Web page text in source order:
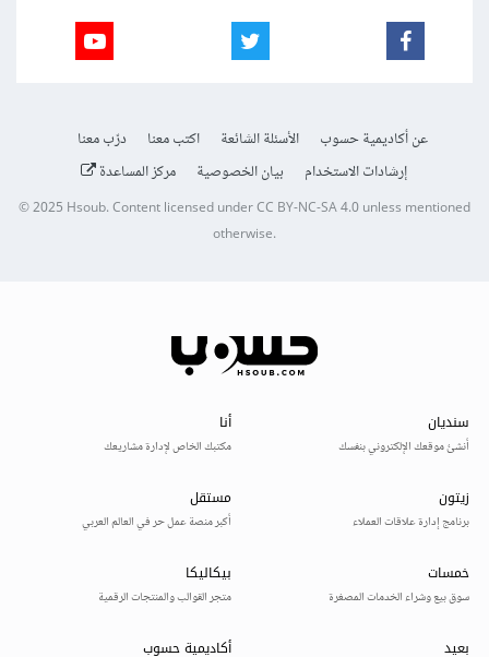
عن أكاديمية حسوب الأسئلة الشائعة اكتب معنا
درّب معنا
إرشادات الاستخدام
بيان الخصوصية مركز المساعدة
© 2025Hsoub.Content licensed underCC BY-NC-SA 4.0unless mentioned
otherwise.